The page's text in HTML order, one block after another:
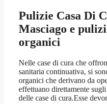
Pulizie Casa Di
Masciago e
organici
Nelle case di cura che
sanitaria continuativa, si
organici che derivano da
effettuano direttamente
delle case di cura.Esse